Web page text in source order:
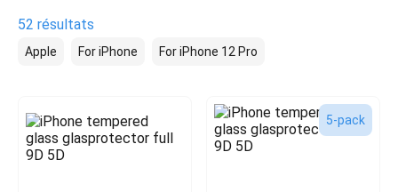
52 résultats
Apple For iPhone For iPhone 12 Pro
5-pack